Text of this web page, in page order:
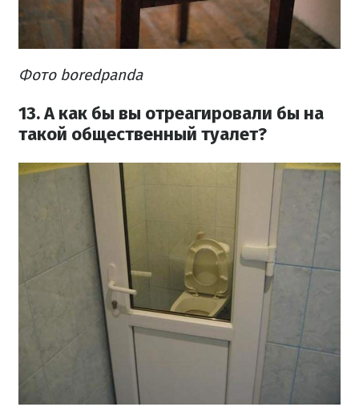
Фото boredpanda
13. А как бы вы отреагировали бы на
такой общественный туалет?